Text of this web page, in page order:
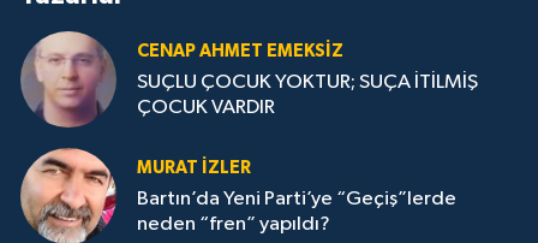
CENAP AHMET EMEKSİZ
SUÇLU ÇOCUK YOKTUR; SUÇA İTİLMİŞ
ÇOCUK VARDIR
MURAT İZLER
Bartın’da Yeni Parti’ye “Geçiş”lerde
neden “fren” yapıldı?